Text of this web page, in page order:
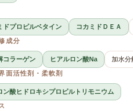
ドプロピルベタイン コカミドＤＥＡ
成分
コラーゲン ヒアルロン酸Na 加水分
面活性剤・柔軟剤
ン酸ヒドロキシプロピルトリモニウム